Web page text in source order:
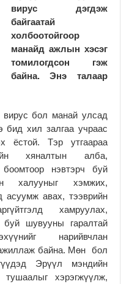
вирус дэгдэж
байгаатай
холбоотойгоор
манайд ажлын хэсэг
томилогдсон гэж
байна. Энэ талаар
бол манай улсад
бид хил залгаа учраас
ёстой. Тэр утгаараа
хяналтын алба,
нэвтэрч буй
халууныг хэмжих,
асуумж авах, тээврийн
хамруулах,
шувууны гаралтай
нарийвчлан
байна. Мөн бол
Эрүүл мэндийн
хэрэгжүүлж,